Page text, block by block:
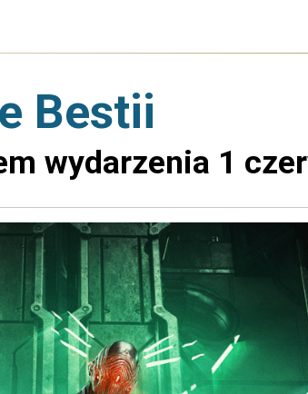
Bestii
wydarzenia 1